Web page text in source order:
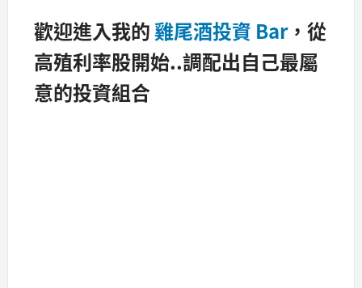
歡迎進入我的 雞尾酒投資 Bar，從
高殖利率股開始..調配出自己最屬
意的投資組合